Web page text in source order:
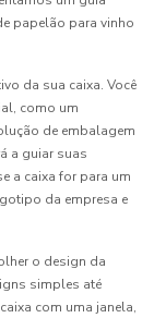
papelão para vinho
da sua caixa. Você
como um
de embalagem
a guiar suas
a caixa for para um
da empresa e
o design da
simples até
com uma janela,